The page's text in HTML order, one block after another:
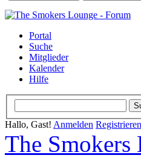
Portal
Suche
Mitglieder
Kalender
Hilfe
Hallo, Gast! Anmelden Registrieren
The